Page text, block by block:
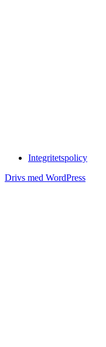
Integritetspolicy
Drivs med WordPress